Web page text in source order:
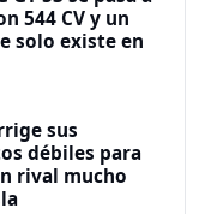
544 CV y un
solo existe en
sus
débiles para
rival mucho